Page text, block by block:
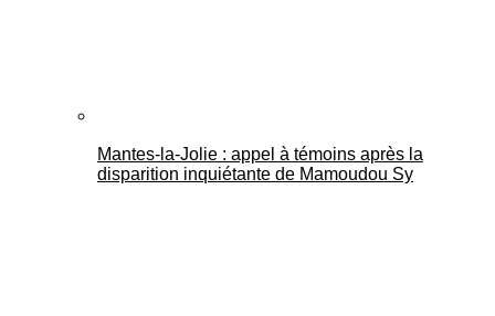
Mantes-la-Jolie : appel à témoins après la
disparition inquiétante de Mamoudou Sy